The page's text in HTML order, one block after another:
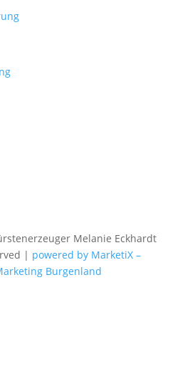
Melanie Eckhardt
| powered by MarketiX –
Burgenland